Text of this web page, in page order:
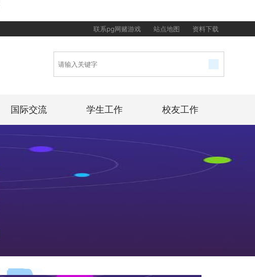
资料下载
站点地图
联系pg网赌游戏
国际交流 学生工作 校友工作